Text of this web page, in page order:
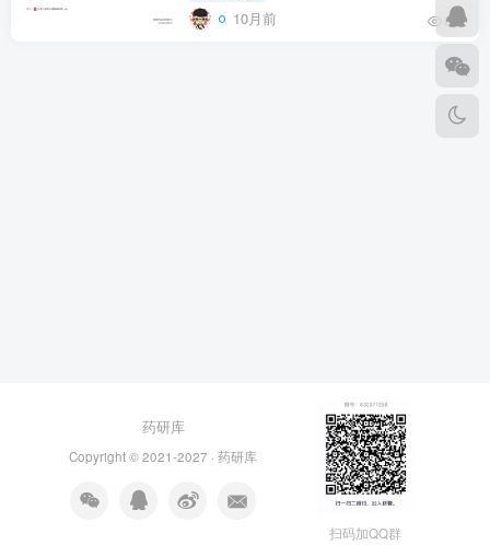
10月前 87
药研库
Copyright © 2021-2027 · 药研库
扫码加QQ群